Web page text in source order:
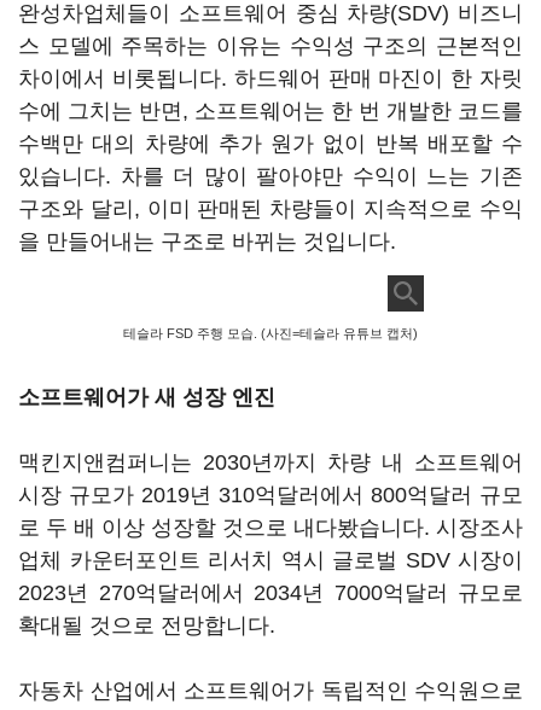
완성차업체들이 소프트웨어 중심 차량(SDV) 비즈니
스 모델에 주목하는 이유는 수익성 구조의 근본적인
차이에서 비롯됩니다. 하드웨어 판매 마진이 한 자릿
수에 그치는 반면, 소프트웨어는 한 번 개발한 코드를
수백만 대의 차량에 추가 원가 없이 반복 배포할 수
있습니다. 차를 더 많이 팔아야만 수익이 느는 기존
구조와 달리, 이미 판매된 차량들이 지속적으로 수익
을 만들어내는 구조로 바뀌는 것입니다.
테슬라 FSD 주행 모습. (사진=테슬라 유튜브 캡처)
소프트웨어가 새 성장 엔진
맥킨지앤컴퍼니는 2030년까지 차량 내 소프트웨어
시장 규모가 2019년 310억달러에서 800억달러 규모
로 두 배 이상 성장할 것으로 내다봤습니다. 시장조사
업체 카운터포인트 리서치 역시 글로벌 SDV 시장이
2023년 270억달러에서 2034년 7000억달러 규모로
확대될 것으로 전망합니다.
자동차 산업에서 소프트웨어가 독립적인 수익원으로